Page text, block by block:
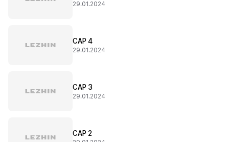
29.01.2024
CAP 4
29.01.2024
CAP 3
29.01.2024
CAP 2